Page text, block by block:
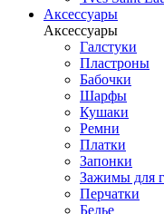
Аксессуары
Аксессуары
Галстуки
Пластроны
Бабочки
Шарфы
Кушаки
Ремни
Платки
Запонки
Зажимы для
Перчатки
Белье